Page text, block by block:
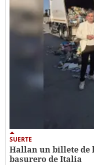
SUERTE
Hallan un billete
basurero de Italia